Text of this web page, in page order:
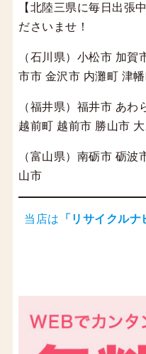
【北陸三県に毎日出張
ださいませ！
（石川県）小松市 加賀
市市 金沢市 内灘町 津
（福井県）福井市 あ
越前町 越前市 勝山市
（富山県）南砺市 砺波
山市
当店は 「 リサイクルナ